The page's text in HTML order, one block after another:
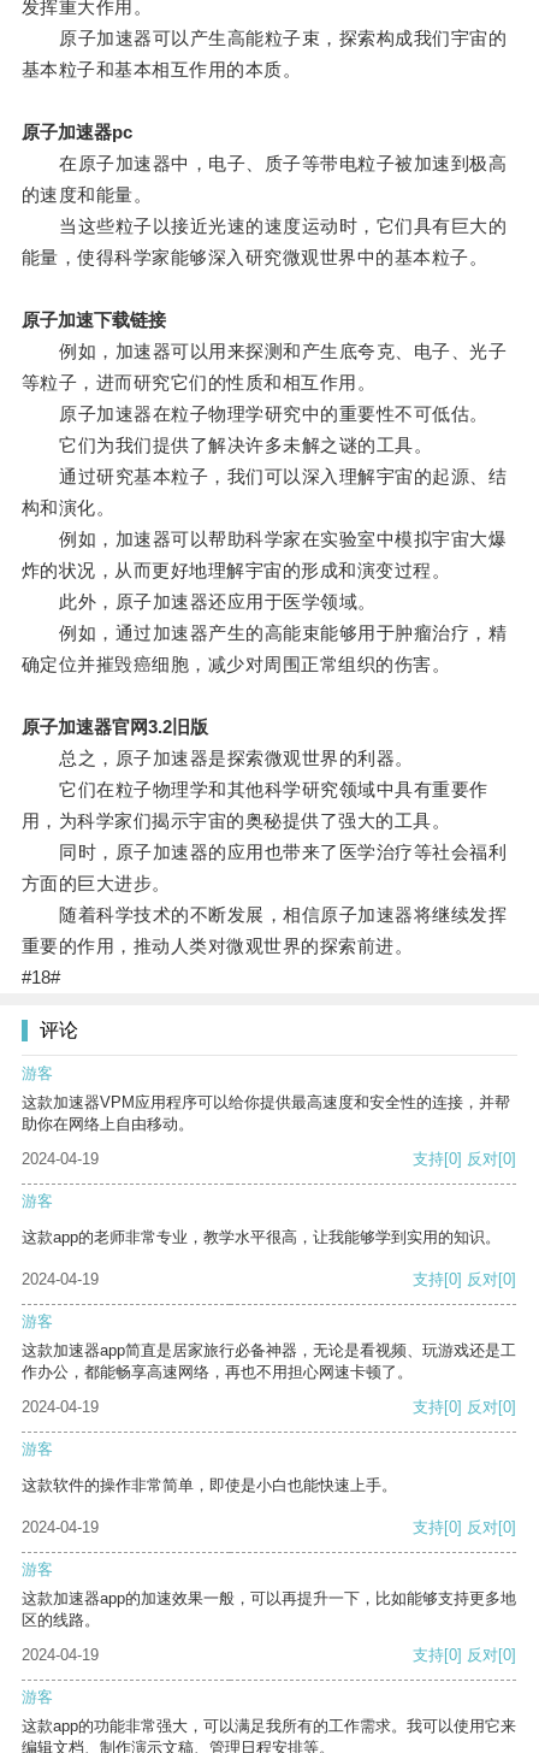
发挥重大作用。
原子加速器可以产生高能粒子束，探索构成我们宇宙的
基本粒子和基本相互作用的本质。
原子加速器pc
在原子加速器中，电子、质子等带电粒子被加速到极高
的速度和能量。
当这些粒子以接近光速的速度运动时，它们具有巨大的
能量，使得科学家能够深入研究微观世界中的基本粒子。
原子加速下载链接
例如，加速器可以用来探测和产生底夸克、电子、光子
等粒子，进而研究它们的性质和相互作用。
原子加速器在粒子物理学研究中的重要性不可低估。
它们为我们提供了解决许多未解之谜的工具。
通过研究基本粒子，我们可以深入理解宇宙的起源、结
构和演化。
例如，加速器可以帮助科学家在实验室中模拟宇宙大爆
炸的状况，从而更好地理解宇宙的形成和演变过程。
此外，原子加速器还应用于医学领域。
例如，通过加速器产生的高能束能够用于肿瘤治疗，精
确定位并摧毁癌细胞，减少对周围正常组织的伤害。
原子加速器官网3.2旧版
总之，原子加速器是探索微观世界的利器。
它们在粒子物理学和其他科学研究领域中具有重要作
用，为科学家们揭示宇宙的奥秘提供了强大的工具。
同时，原子加速器的应用也带来了医学治疗等社会福利
方面的巨大进步。
随着科学技术的不断发展，相信原子加速器将继续发挥
重要的作用，推动人类对微观世界的探索前进。
#18#
评论
游客
这款加速器VPM应用程序可以给你提供最高速度和安全性的连接，并帮
助你在网络上自由移动。
2024-04-19
支持[0] 反对[0]
游客
这款app的老师非常专业，教学水平很高，让我能够学到实用的知识。
2024-04-19 支持[0] 反对[0]
游客
这款加速器app简直是居家旅行必备神器，无论是看视频、玩游戏还是工
作办公，都能畅享高速网络，再也不用担心网速卡顿了。
2024-04-19
支持[0] 反对[0]
游客
这款软件的操作非常简单，即使是小白也能快速上手。
2024-04-19 支持[0] 反对[0]
游客
这款加速器app的加速效果一般，可以再提升一下，比如能够支持更多地
区的线路。
2024-04-19
支持[0] 反对[0]
游客
这款app的功能非常强大，可以满足我所有的工作需求。我可以使用它来
编辑文档、制作演示文稿、管理日程安排等。